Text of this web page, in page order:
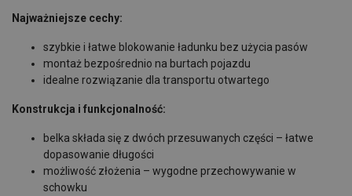
Najważniejsze cechy:
szybkie i łatwe blokowanie ładunku bez użycia pasów
montaż bezpośrednio na burtach pojazdu
idealne rozwiązanie dla transportu otwartego
Konstrukcja i funkcjonalność:
belka składa się z dwóch przesuwanych części – łatwe
dopasowanie długości
możliwość złożenia – wygodne przechowywanie w
schowku